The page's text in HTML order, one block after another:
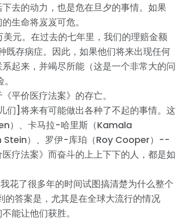
合作
对
去的动力，也是危在旦夕的事情。如果
生命将岌岌可危。
元。在过去的七年里，我们的理赔金额
存病症。因此，如果他们将来出现任何
起来，并竭尽所能（这是一个非常大的问
平价医疗法案》的存亡。
们]将来有可能做出各种了不起的事情。这
）、卡马拉-哈里斯（Kamala
Stein）、罗伊-库珀（Roy Cooper）--
疗法案》而奋斗的上上下下的人，都是如
了很多年的时间试图搞清楚为什么整个
的答案是，尤其是在全球大流行的情况
能让他们获胜。